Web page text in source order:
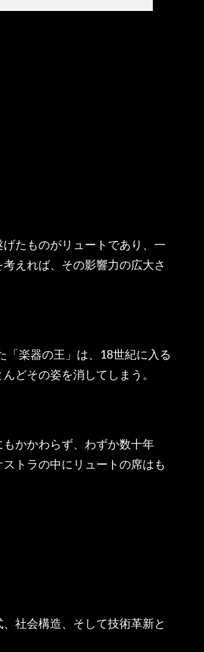
たものがリュートであり、一
えれば、その影響力の広大さ
「楽器の王」は、18世紀に入る
どその姿を消してしまう。
かかわらず、わずか数十年
トラの中にリュートの席はも
社会構造、そして技術革新と